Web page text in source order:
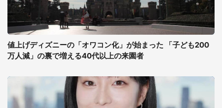
値上げディズニーの「オワコン化」が始まった 「子ども200
万人減」の裏で増える40代以上の来園者